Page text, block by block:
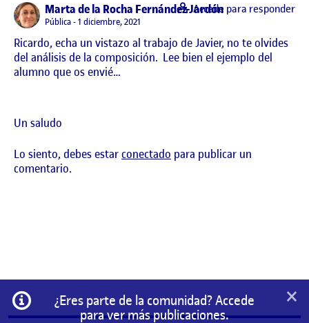
Marta de la Rocha Fernández-Jardónsays:
Visibilidad:
Pública 1 diciembre, 2021
Ricardo, echa un vistazo al trabajo de Javier, no te olvides
del análisis de la composición. Lee bien el ejemplo del
alumno que os envié…
Un saludo
Accede para responder
Lo siento, debes estarconectado para publicar un
comentario.
Información
¿Eres parte de la comunidad? Accede
para ver más publicaciones.
×